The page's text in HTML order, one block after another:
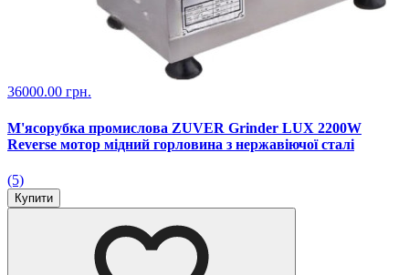
36000.00 грн.
М'ясорубка промислова ZUVER Grinder LUX 2200W
Reverse мотор мідний горловина з нержавіючої сталі
(5)
Купити